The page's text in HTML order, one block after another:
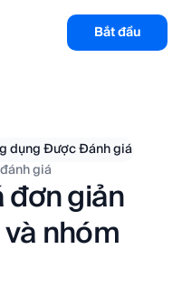
Bắt đầu
dụng Được Đánh giá
giá
đơn giản
nhóm